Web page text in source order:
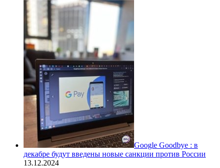
Google Goodbye : в
декабре будут введены новые санкции против России
13.12.2024